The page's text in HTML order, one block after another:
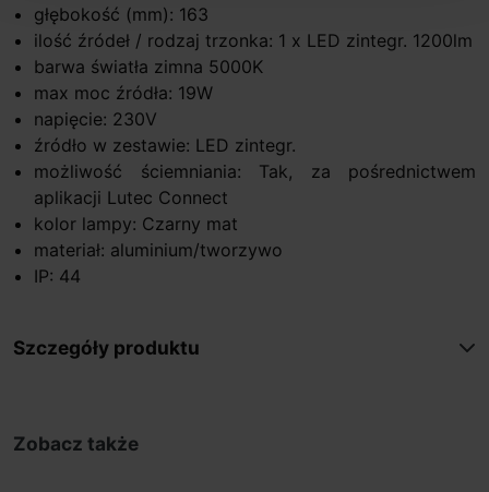
głębokość (mm): 163
ilość źródeł / rodzaj trzonka: 1 x LED zintegr. 1200lm
barwa światła zimna 5000K
max moc źródła: 19W
napięcie: 230V
źródło w zestawie: LED zintegr.
możliwość ściemniania: Tak, za pośrednictwem
aplikacji Lutec Connect
kolor lampy: Czarny mat
materiał: aluminium/tworzywo
IP: 44
Szczegóły produktu
Zobacz także